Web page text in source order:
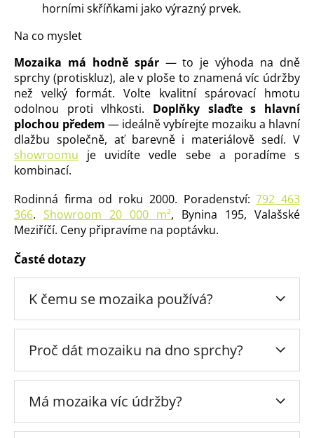
horními skříňkami jako výrazný prvek.
Na co myslet
Mozaika má hodně spár— to je výhoda na dně
sprchy (protiskluz), ale v ploše to znamená víc údržby
než velký formát. Volte kvalitní spárovací hmotu
odolnou proti vlhkosti. Doplňky slaďte s hlavní
plochou předem — ideálně vybírejte mozaiku a hlavní
dlažbu společně, ať barevně i materiálově sedí. V
showroomu je uvidíte vedle sebe a poradíme s
kombinací.
Rodinná firma od roku 2000. Poradenství:792 463
366. Showroom 20 000 m², Bynina 195, Valašské
Meziříčí. Ceny připravíme na poptávku.
Časté dotazy
K čemu se mozaika používá?
Proč dát mozaiku na dno sprchy?
Má mozaika víc údržby?